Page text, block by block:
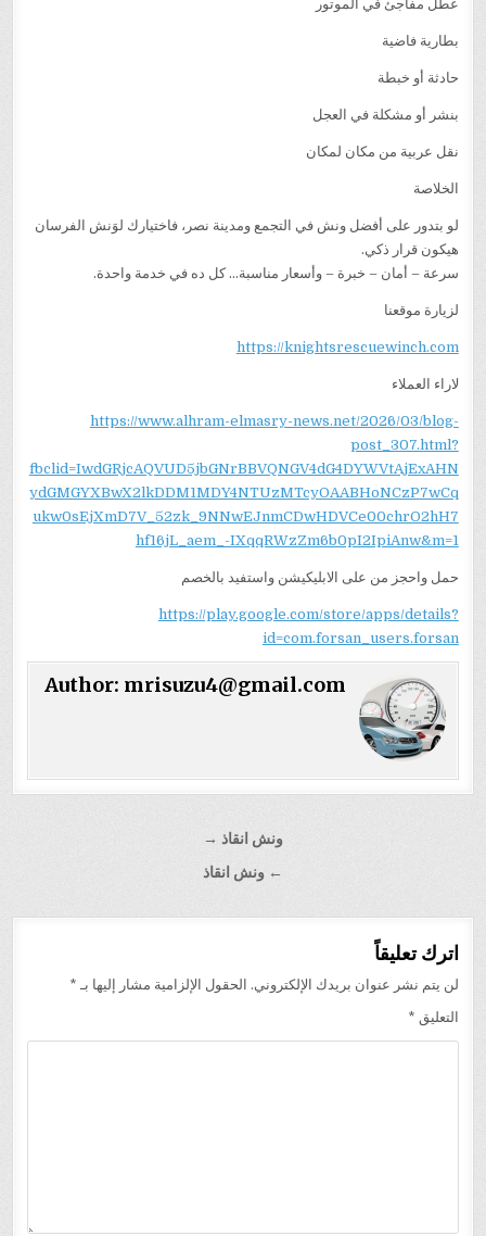
عطل مفاجئ في الموتور
بطارية فاضية
حادثة أو خبطة
بنشر أو مشكلة في العجل
نقل عربية من مكان لمكان
الخلاصة
لو بتدور على أفضل ونش في التجمع ومدينة نصر، فاختيارك لوَنش الفرسان
هيكون قرار ذكي.
سرعة – أمان – خبرة – وأسعار مناسبة… كل ده في خدمة واحدة.
لزيارة موقعنا
https://knightsrescuewinch.com
لاراء العملاء
https://www.alhram-elmasry-news.net/2026/03/blog-
post_307.html?
fbclid=IwdGRjcAQVUD5jbGNrBBVQNGV4dG4DYWVtAjExAHN
ydGMGYXBwX2lkDDM1MDY4NTUzMTcyOAABHoNCzP7wCq
ukw0sEjXmD7V_52zk_9NNwEJnmCDwHDVCe00chrO2hH7
hf16jL_aem_-IXqqRWzZm6b0pI2IpiAnw&m=1
حمل واحجز من على الابليكيشن واستفيد بالخصم
https://play.google.com/store/apps/details?
id=com.forsan_users.forsan
Author: mrisuzu4@gmail.com
ونش انقاذ →
← ونش انقاذ
اترك تعليقاً
لن يتم نشر عنوان بريدك الإلكتروني. الحقول الإلزامية مشار إليها بـ *
التعليق *